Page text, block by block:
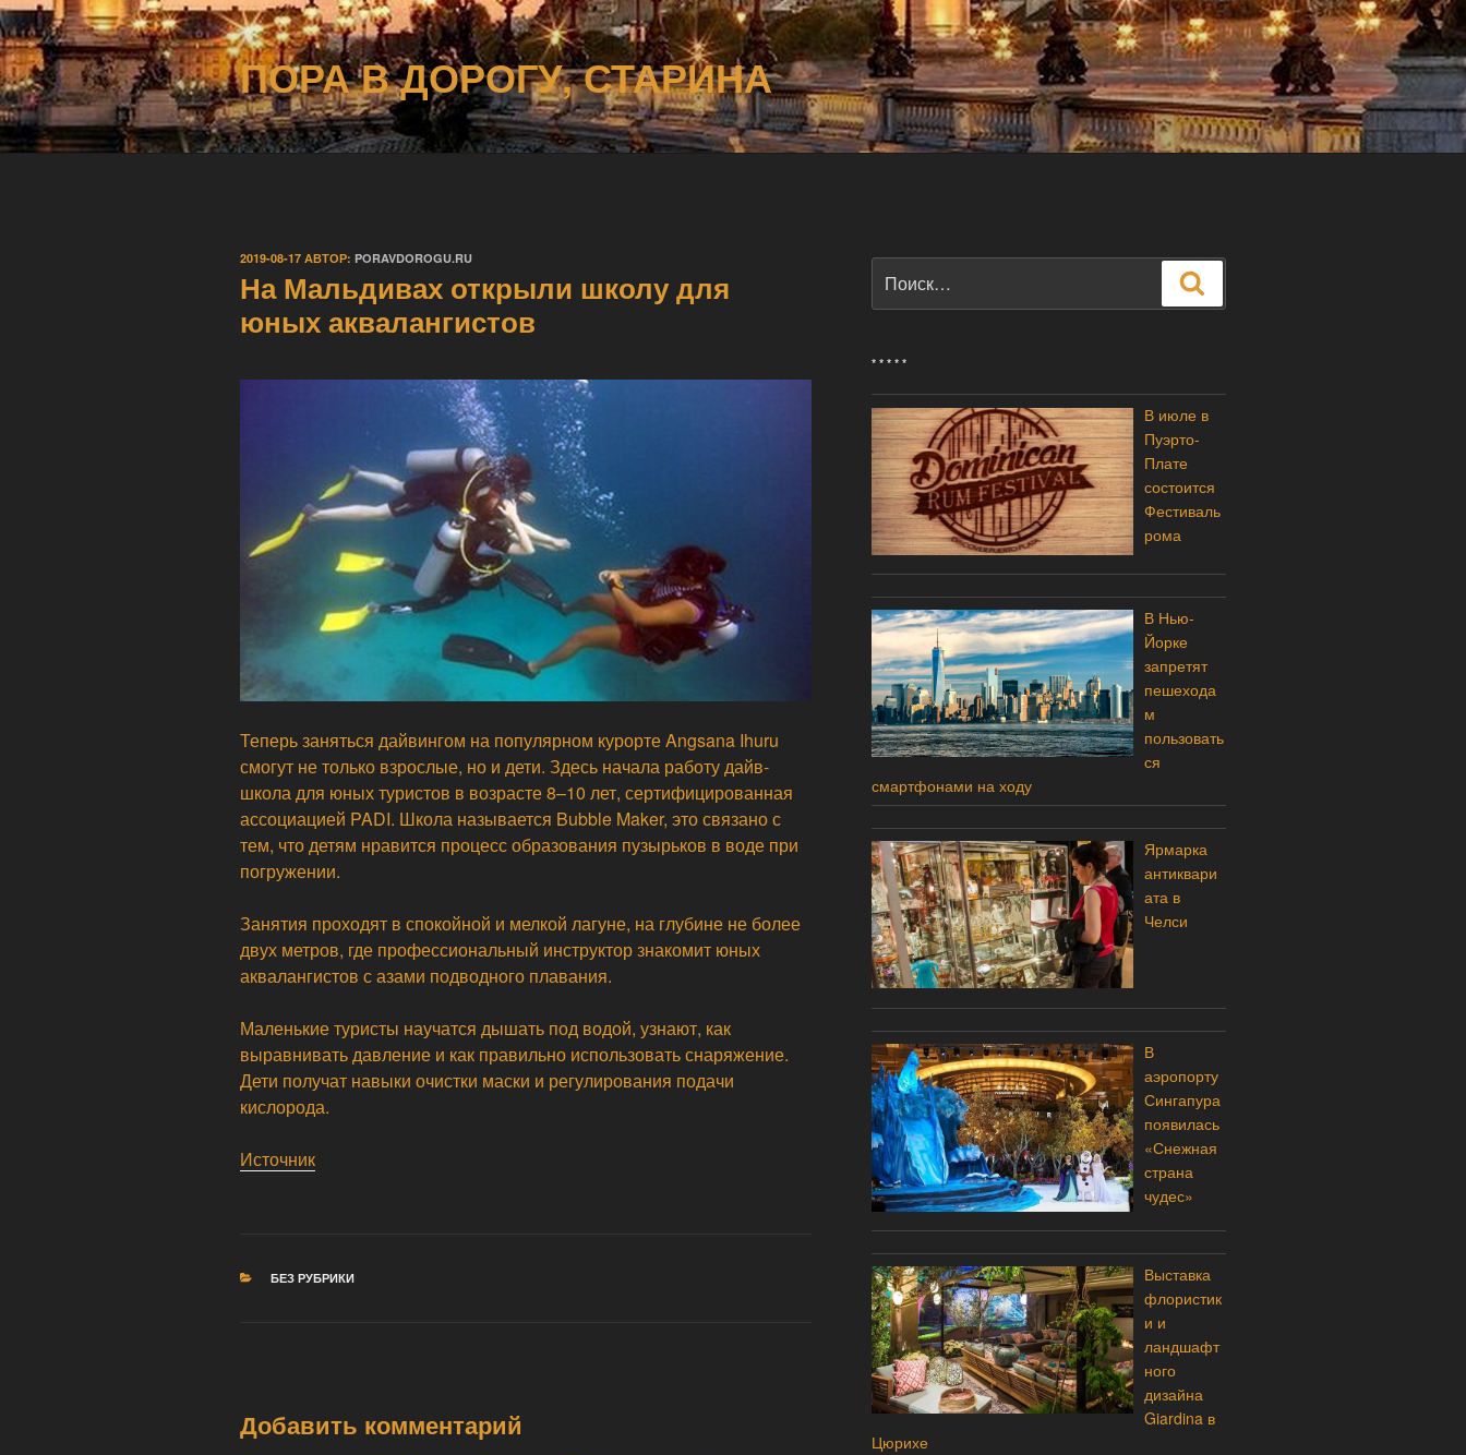
Перейти
к
содержимому
ПОРА В ДОРОГУ, СТАРИНА
ОПУБЛИКОВАНО
2019-08-17 АВТОР: PORAVDOROGU.RU
На Мальдивах открыли школу для
юных аквалангистов
Теперь заняться дайвингом на популярном курорте Angsana Ihuru
смогут не только взрослые, но и дети. Здесь начала работу дайв-
школа для юных туристов в возрасте 8–10 лет, сертифицированная
ассоциацией PADI. Школа называется Bubble Maker, это связано с
тем, что детям нравится процесс образования пузырьков в воде при
погружении.
Занятия проходят в спокойной и мелкой лагуне, на глубине не более
двух метров, где профессиональный инструктор знакомит юных
аквалангистов с азами подводного плавания.
Маленькие туристы научатся дышать под водой, узнают, как
выравнивать давление и как правильно использовать снаряжение.
Дети получат навыки очистки маски и регулирования подачи
кислорода.
Источник
РУБРИКИ
БЕЗ РУБРИКИ
Добавить комментарий
* * * * *
В июле в
Пуэрто-
Плате
состоится
Фестиваль
рома
В Нью-
Йорке
запретят
пешехода
м
пользовать
ся
смартфонами на ходу
Ярмарка
антиквари
ата в
Челси
В
аэропорту
Сингапура
появилась
«Снежная
страна
чудес»
Выставка
флористик
и и
ландшафт
ного
дизайна
Giardina в
Цюрихе